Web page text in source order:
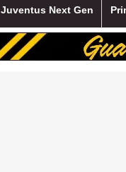
Juventus Next Gen